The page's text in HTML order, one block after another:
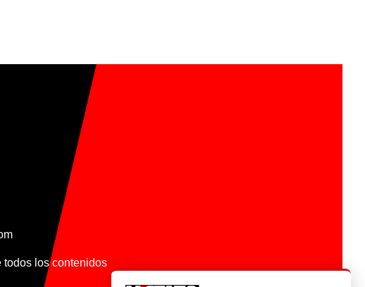
todos los contenidos